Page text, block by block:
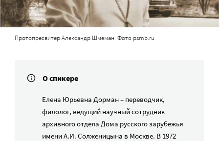
Протопресвитер Александр Шмеман. Фото psmb.ru
О спикере
Елена Юрьевна Дорман – переводчик,
филолог, ведущий научный сотрудник
архивного отдела Дома русского зарубежья
имени А.И. Солженицына в Москве. В 1972